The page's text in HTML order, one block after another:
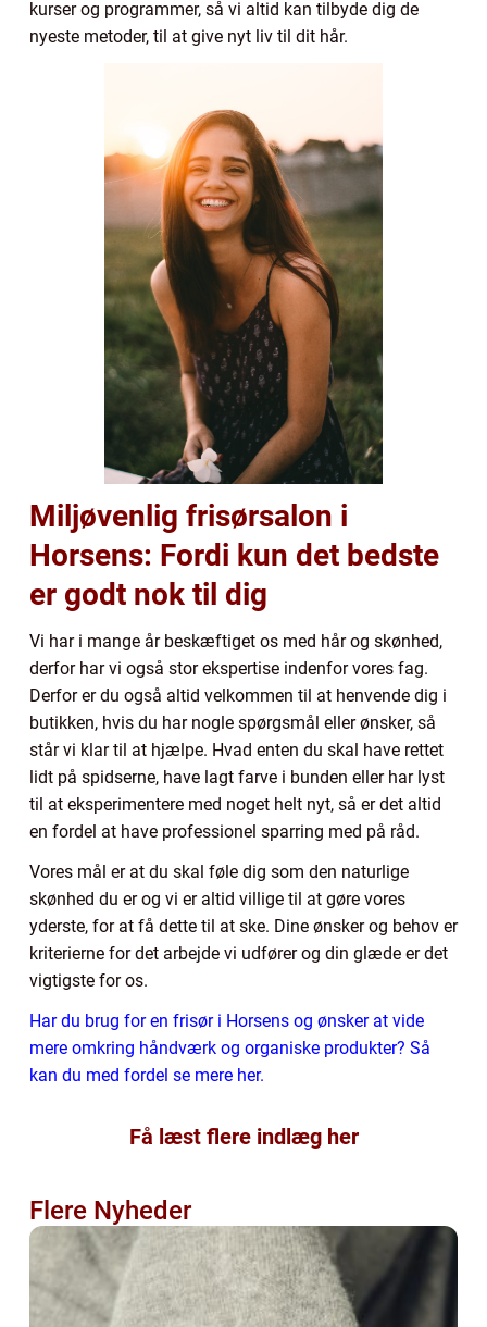
kurser og programmer, så vi altid kan tilbyde dig de
nyeste metoder, til at give nyt liv til dit hår.
Miljøvenlig frisørsalon i
Horsens: Fordi kun det bedste
er godt nok til dig
Vi har i mange år beskæftiget os med hår og skønhed,
derfor har vi også stor ekspertise indenfor vores fag.
Derfor er du også altid velkommen til at henvende dig i
butikken, hvis du har nogle spørgsmål eller ønsker, så
står vi klar til at hjælpe. Hvad enten du skal have rettet
lidt på spidserne, have lagt farve i bunden eller har lyst
til at eksperimentere med noget helt nyt, så er det altid
en fordel at have professionel sparring med på råd.
Vores mål er at du skal føle dig som den naturlige
skønhed du er og vi er altid villige til at gøre vores
yderste, for at få dette til at ske. Dine ønsker og behov er
kriterierne for det arbejde vi udfører og din glæde er det
vigtigste for os.
Har du brug for en frisør i Horsens og ønsker at vide
mere omkring håndværk og organiske produkter? Så
kan du med fordel se mere her.
Få læst flere indlæg her
Flere Nyheder